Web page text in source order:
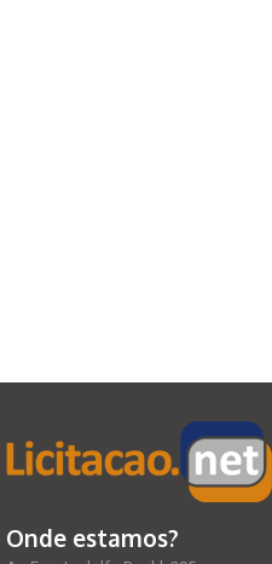
Onde estamos?